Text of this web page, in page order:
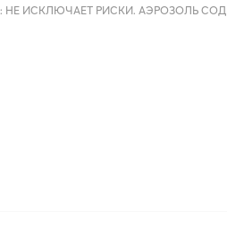
НЕ ИСКЛЮЧАЕТ РИСКИ. АЭРОЗОЛЬ